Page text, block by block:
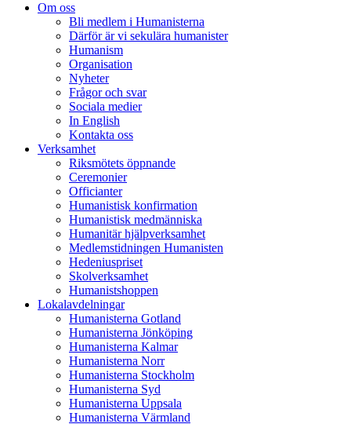
Om oss
Bli medlem i Humanisterna
Därför är vi sekulära humanister
Humanism
Organisation
Nyheter
Frågor och svar
Sociala medier
In English
Kontakta oss
Verksamhet
Riksmötets öppnande
Ceremonier
Officianter
Humanistisk konfirmation
Humanistisk medmänniska
Humanitär hjälpverksamhet
Medlemstidningen Humanisten
Hedeniuspriset
Skolverksamhet
Humanistshoppen
Lokalavdelningar
Humanisterna Gotland
Humanisterna Jönköping
Humanisterna Kalmar
Humanisterna Norr
Humanisterna Stockholm
Humanisterna Syd
Humanisterna Uppsala
Humanisterna Värmland